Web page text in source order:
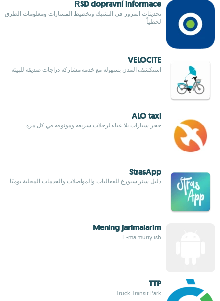
ŘSD dopravní informace
تحديثات المرور في التشيك وتخطيط المسارات ومعلومات الطرق
لحظياً
VELOCITE
استكشف المدن بسهولة مع خدمة مشاركة دراجات صديقة للبيئة
ALO taxi
حجز سيارات بلا عناء لرحلات سريعة وموثوقة في كل مرة
StrasApp
دليل ستراسبورغ للفعاليات والمواصلات والخدمات المحلية يوميًا
Mening jarimalarim
Е-maʼmuriy ish
TTP
Truck Transit Park